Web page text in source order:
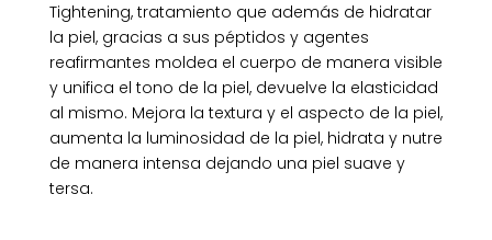
Tightening, tratamiento que además de hidratar
la piel, gracias a sus péptidos y agentes
reafirmantes moldea el cuerpo de manera visible
y unifica el tono de la piel, devuelve la elasticidad
al mismo. Mejora la textura y el aspecto de la piel,
aumenta la luminosidad de la piel, hidrata y nutre
de manera intensa dejando una piel suave y
tersa.